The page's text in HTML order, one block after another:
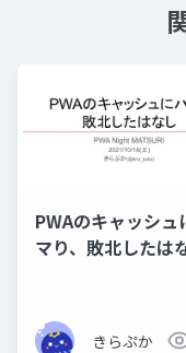
PWAのキャッシュ
マり、敗北したは
きらぷか